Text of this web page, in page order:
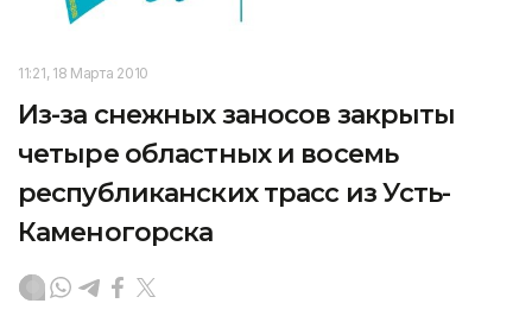
11:21, 18 Марта 2010
Из-за снежных заносов закрыты
четыре областных и восемь
республиканских трасс из Усть-
Каменогорска